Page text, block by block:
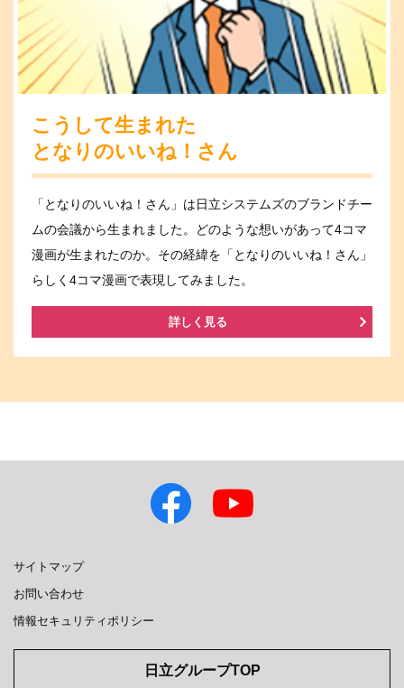
こうして生まれた
となりのいいね！さん
「となりのいいね！さん」は日立システムズのブランドチー
ムの会議から生まれました。どのような想いがあって4コマ
漫画が生まれたのか。その経緯を「となりのいいね！さん」
らしく4コマ漫画で表現してみました。
詳しく見る
サイトマップ
お問い合わせ
情報セキュリティポリシー
日立グループTOP